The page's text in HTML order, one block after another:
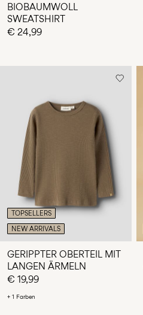
BIOBAUMWOLL
SWEATSHIRT
€ 24,99
TOPSELLERS
NEW ARRIVALS
GERIPPTER OBERTEIL MIT
LANGEN ÄRMELN
€ 19,99
+ 1 Farben